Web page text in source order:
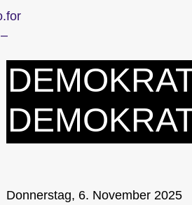
Donnerstag, 6. November 2025